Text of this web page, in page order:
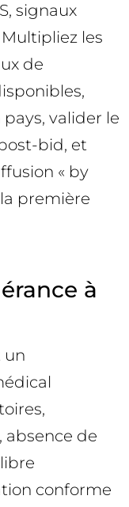
signaux
les
de
pays, valider le
bid, et
« by
première
à
un
de
conforme